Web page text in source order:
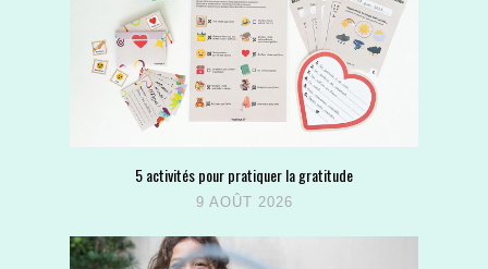
5 activités pour pratiquer la gratitude
9 AOÛT 2026